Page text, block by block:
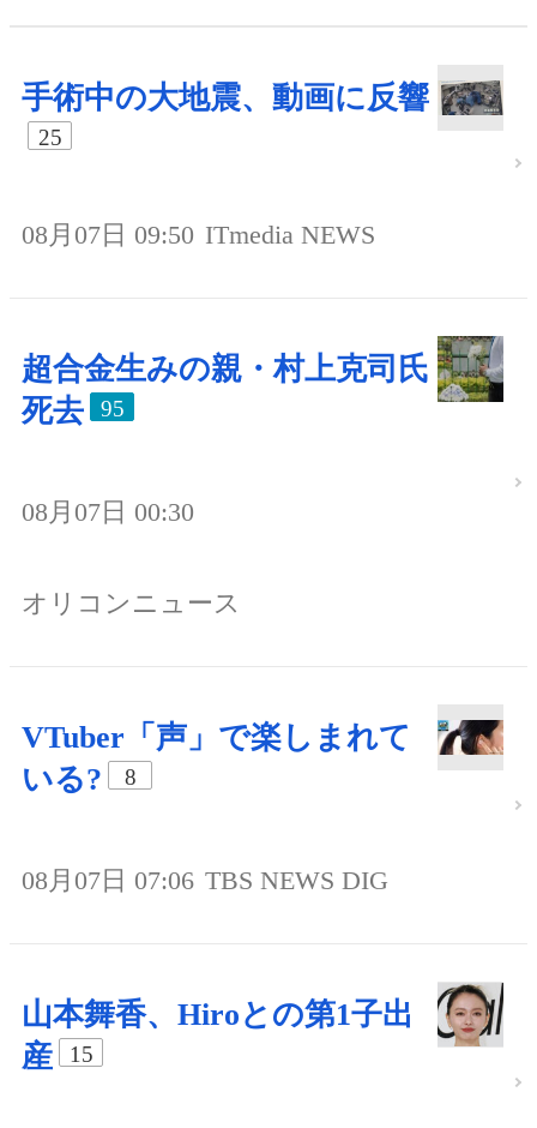
手術中の大地震、動画に反響
25
08月07日 09:50 ITmedia NEWS
超合金生みの親・村上克司氏
死去
95
08月07日 00:30
オリコンニュース
VTuber「声」で楽しまれて
いる?
8
08月07日 07:06 TBS NEWS DIG
山本舞香、Hiroとの第1子出
産
15